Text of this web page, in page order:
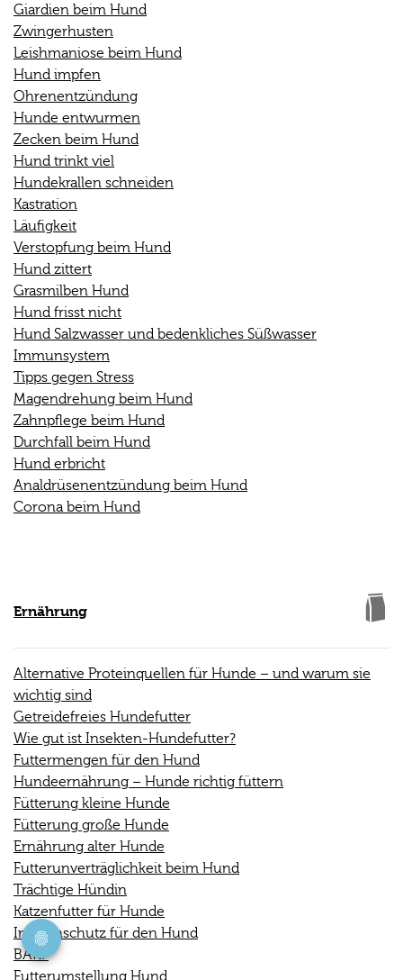
Giardien beim Hund
Zwingerhusten
Leishmaniose beim Hund
Hund impfen
Ohrenentzündung
Hunde entwurmen
Zecken beim Hund
Hund trinkt viel
Hundekrallen schneiden
Kastration
Läufigkeit
Verstopfung beim Hund
Hund zittert
Grasmilben Hund
Hund frisst nicht
Hund Salzwasser und bedenkliches Süßwasser
Immunsystem
Tipps gegen Stress
Magendrehung beim Hund
Zahnpflege beim Hund
Durchfall beim Hund
Hund erbricht
Analdrüsenentzündung beim Hund
Corona beim Hund
Ernährung
Alternative Proteinquellen für Hunde – und warum sie
wichtig sind
Getreidefreies Hundefutter
Wie gut ist Insekten-Hundefutter?
Futtermengen für den Hund
Hundeernährung – Hunde richtig füttern
Fütterung kleine Hunde
Fütterung große Hunde
Ernährung alter Hunde
Futterunverträglichkeit beim Hund
Trächtige Hündin
Katzenfutter für Hunde
Immunschutz für den Hund
BARF
Futterumstellung Hund